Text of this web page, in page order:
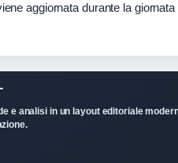
aggiornata durante la
e analisi in un layout editoriale